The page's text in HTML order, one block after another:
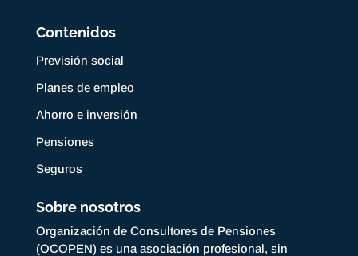
Contenidos
Previsión social
Planes de empleo
Ahorro e inversión
Pensiones
Seguros
Sobre nosotros
Organización de Consultores de Pensiones
(OCOPEN) es una asociación profesional, sin